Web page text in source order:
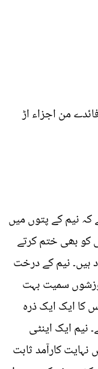
من اجزاء اڑ
کہ نیم کے پتوں میں
کو بھی ختم کرتے
ہیں۔ نیم کے درخت
سمیت بہت
کا ایک ایک ذرہ
نیم ایک اینٹی
نہایت کارآمد ثابت